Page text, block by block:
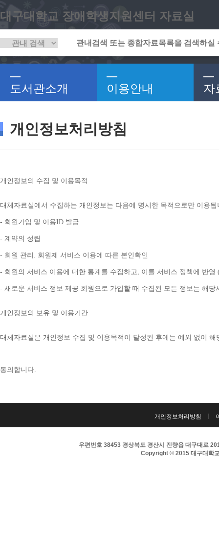
대구대학교 장애학생지원센터 자료실
도서관소개 이용안내 자
개인정보처리방침
개인정보의 수집 및 이용목적
대체자료실에서 수집하는 개인정보는 다음에 명시한 목적으로만 이용됩
- 회원가입 및 이용ID 발급
- 계약의 성립
- 회원 관리 . 회원제 서비스 이용에 따른 본인확인
- 회원의 서비스 이용에 대한 통계를 수집하고, 이를 서비스 정책에 반영
- 새로운 서비스 정보 제공 회원으로 가입할 때 수집된 모든 정보는 해
개인정보의 보유 및 이용기간
대체자료실은 개인정보 수집 및 이용목적이 달성된 후에는 예외 없이
동의합니다.
개인정보처리방침
우편번호 38453 경상북도 경산시 진량읍 대구대로
Copyright © 2015 대구대학